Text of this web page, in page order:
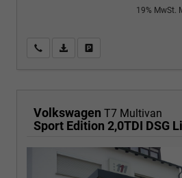
19% MwSt.
Wir rufen Sie anPDF-Fahrzeugexposé drucken
Volkswagen T7 Multivan
Sport Edition 2,0TDI DSG